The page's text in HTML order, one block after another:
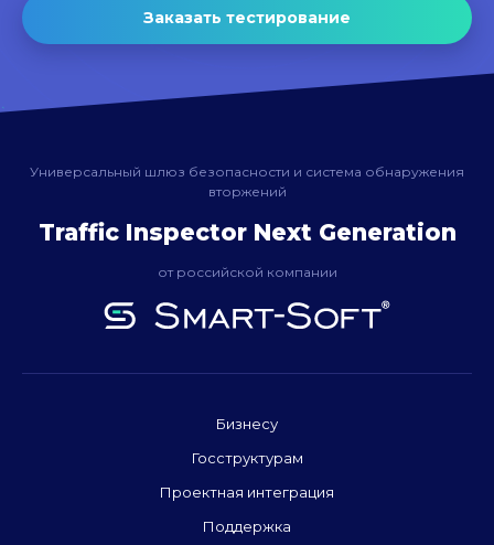
Заказать тестирование
Универсальный шлюз безопасности и система обнаружения
вторжений
Traffic Inspector Next Generation
от российской компании
Бизнесу
Госструктурам
Проектная интеграция
Поддержка